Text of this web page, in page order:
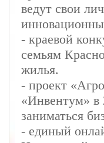
ведут свои
- краевой
семьям
жилья.
- проект
«Инвентум»
заниматься
- единый